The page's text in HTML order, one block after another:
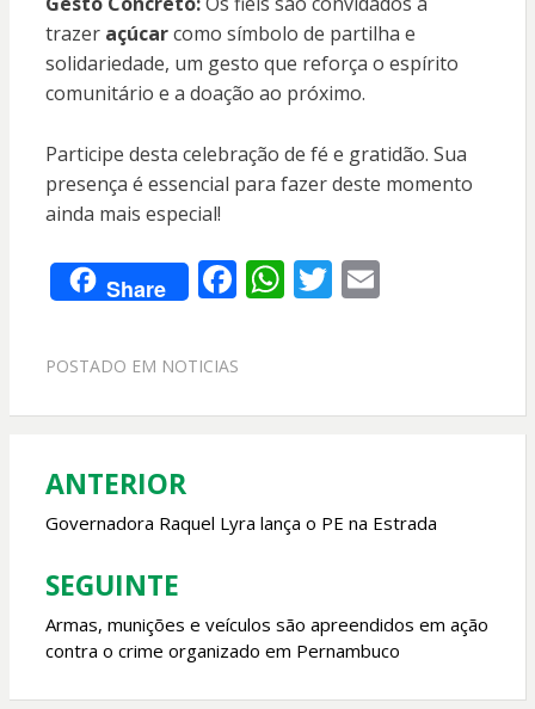
trazer açúcarcomo símbolo de partilha e
solidariedade, um gesto que reforça o espírito
comunitário e a doação ao próximo.
Participe desta celebração de fé e gratidão. Sua
presença é essencial para fazer deste momento
ainda mais especial!
Share F
e
o
k
W
A
p
T E
POSTADO EM NOTICIAS
Navegação
de
Post
ANTERIOR
Governadora Raquel Lyra lança o PE na Estrada
SEGUINTE
Armas, munições e veículos são apreendidos em ação
contra o crime organizado em Pernambuco